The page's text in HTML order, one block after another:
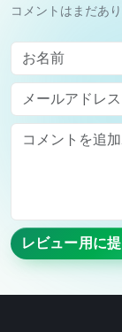
コメントはまだあ
お名前
メールアドレス（
Comment
レビュー用に